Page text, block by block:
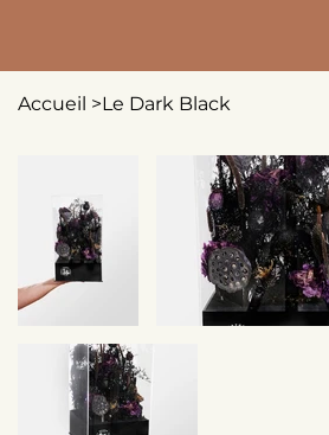
Accueil >Le Dark Black